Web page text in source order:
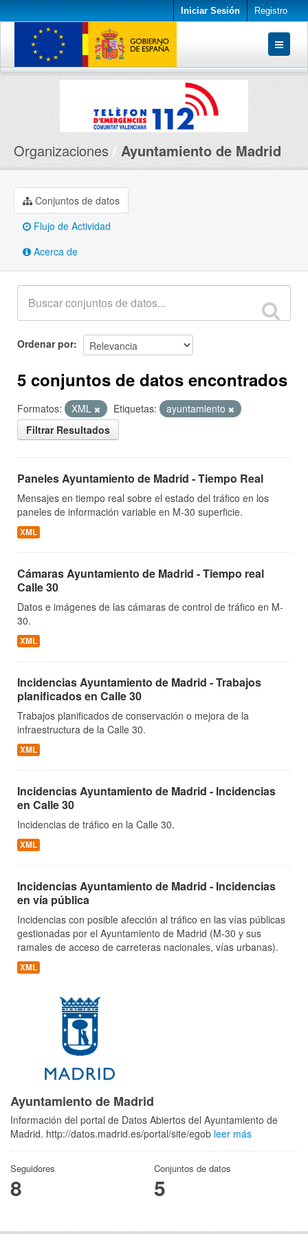
Iniciar Sesión Registro
Conjuntos de datos
Organizaciones Ayuntamiento de Madrid
Conjuntos de datos
Flujo de Actividad
Acerca de
Ordenar por
5 conjuntos de datos encontrados
Formatos: XML Etiquetas:
ayuntamiento
Filtrar Resultados
Paneles Ayuntamiento de Madrid - Tiempo Real
Mensajes en tiempo real sobre el estado del tráfico en los
paneles de información variable en M-30 superficie.
XML
Cámaras Ayuntamiento de Madrid - Tiempo real
Calle 30
Datos e imágenes de las cámaras de control de tráfico en M-
30.
XML
Incidencias Ayuntamiento de Madrid - Trabajos
planificados en Calle 30
Trabajos planificados de conservación o mejora de la
infraestructura de la Calle 30.
XML
Incidencias Ayuntamiento de Madrid - Incidencias
en Calle 30
Incidencias de tráfico en la Calle 30.
XML
Incidencias Ayuntamiento de Madrid - Incidencias
en vía pública
Incidencias con posible afección al tráfico en las vías públicas
gestionadas por el Ayuntamiento de Madrid (M-30 y sus
ramales de acceso de carreteras nacionales, vías urbanas).
XML
Ayuntamiento de Madrid
Información del portal de Datos Abiertos del Ayuntamiento de
Madrid. http://datos.madrid.es/portal/site/egob leer más
Seguidores
8
Conjuntos de datos
5